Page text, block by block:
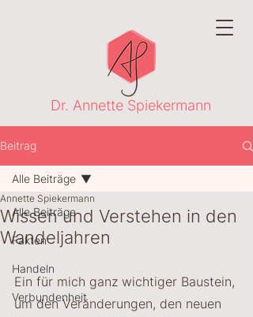
Dr. Annette Spiekermann
Beitrag
Alle Beiträge
Fakten
Handeln
Verbundenheit
Alle Beiträge
Wissen und Verstehen in den
Wandeljahren
Annette Spiekermann
Ein für mich ganz wichtiger Baustein,
um den Veränderungen, den neuen